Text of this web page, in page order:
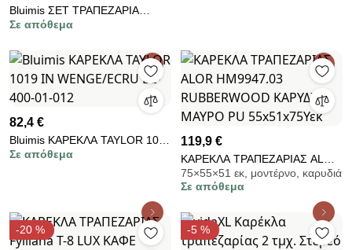
Bluimis ΣΕΤ ΤΡΑΠΕΖΑΡΙΑ
KAREN 1016 IN + PNELOPE
019
Σε απόθεμα
82,4 €
Bluimis ΚΑΡΕΚΛΑ TAYLOR 1019
IN WENGE/ECRU BL-400-01-
Σε απόθεμα
119,9 €
KΑΡΕΚΛΑ ΤΡΑΠΕΖΑΡΙΑΣ ALOR
HM9947.03 RUBBERWOOD
ΚΑΡΥΔΙ-ΜΑΥΡΟ PU
75×55×51 εκ, μοντέρνο, καρυδιά
Σε απόθεμα
-20 % -5 %